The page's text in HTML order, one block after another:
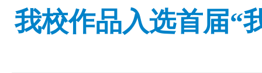
我校作品入选首届“